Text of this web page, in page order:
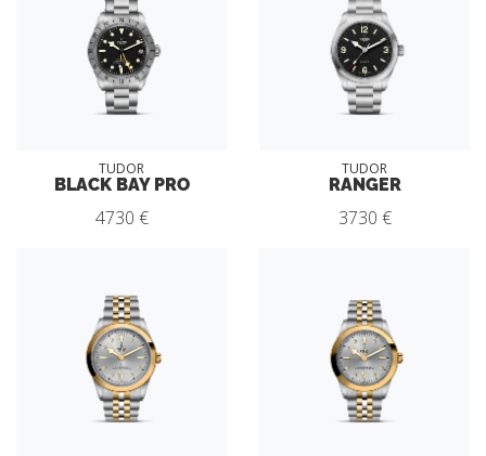
TUDOR
BLACK BAY PRO
4730 €
TUDOR
RANGER
3730 €